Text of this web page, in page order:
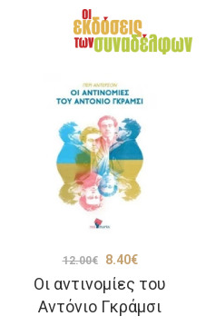
Οι αντινομίες του
Αντόνιο Γκράμσι
12.00€
Original
price
was:
8.40€Η
τρέχουσα
τιμή